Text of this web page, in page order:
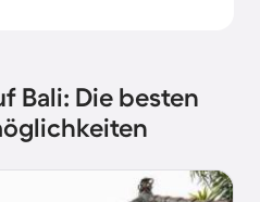
Bali: Die besten